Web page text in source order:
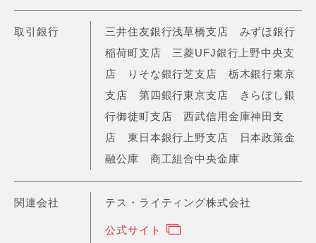
取引銀行
三井住友銀行浅草橋支店 みずほ銀行
稲荷町支店 三菱UFJ銀行上野中央支
店 りそな銀行芝支店 栃木銀行東京
支店 第四銀行東京支店 きらぼし銀
行御徒町支店 西武信用金庫神田支
店 東日本銀行上野支店 日本政策金
融公庫 商工組合中央金庫
関連会社 テス・ライティング株式会社
公式サイト